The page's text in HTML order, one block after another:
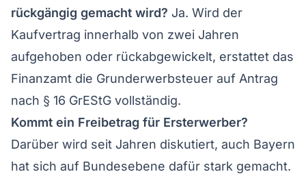
rückgängig gemacht wird? Ja. Wird der
Kaufvertrag innerhalb von zwei Jahren
aufgehoben oder rückabgewickelt, erstattet das
Finanzamt die Grunderwerbsteuer auf Antrag
nach § 16 GrEStG vollständig.
Kommt ein Freibetrag für Ersterwerber?
Darüber wird seit Jahren diskutiert, auch Bayern
hat sich auf Bundesebene dafür stark gemacht.